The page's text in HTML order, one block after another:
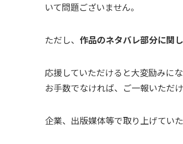
いて問題ございません。
ただし、 作品のネタバレ部分に関
応援していただけると大変励みに
お手数でなければ、ご一報いただけ
企業、出版媒体等で取り上げてい